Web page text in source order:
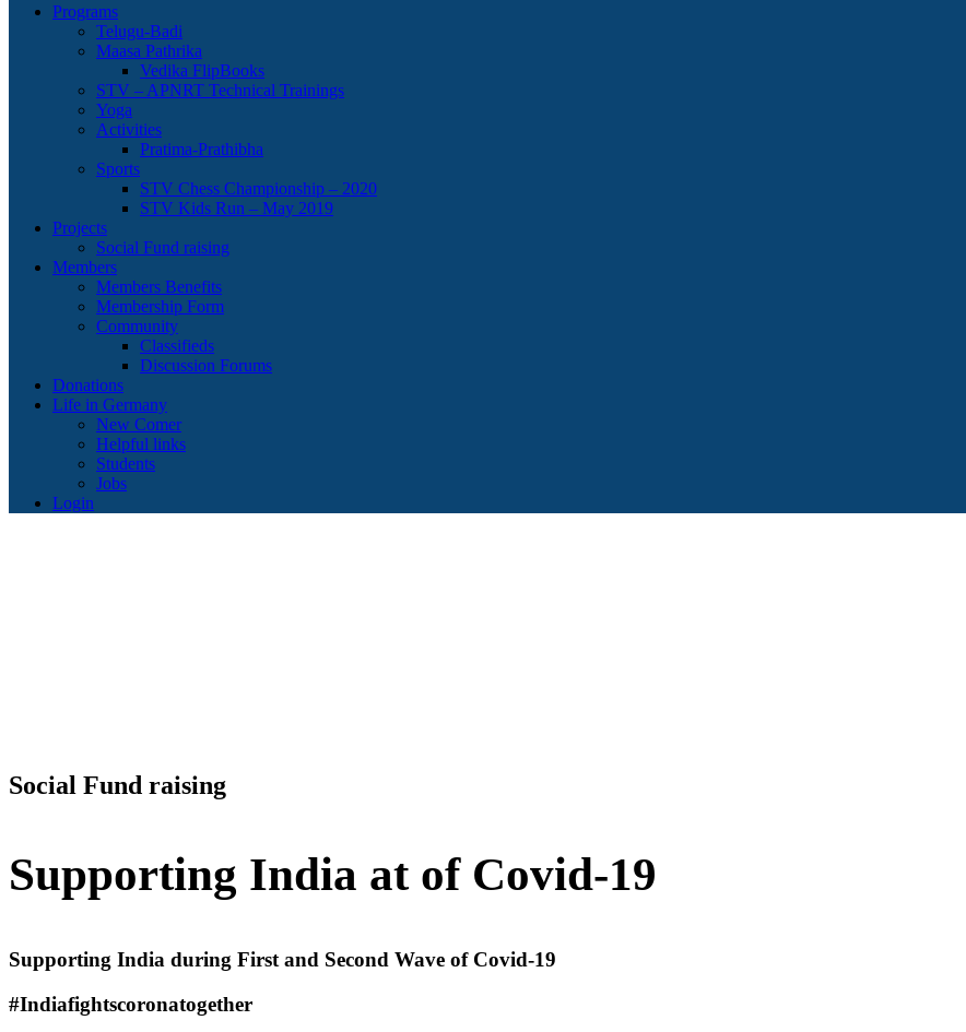
Programs
Telugu-Badi
Maasa Pathrika
Vedika FlipBooks
STV – APNRT Technical Trainings
Yoga
Activities
Pratima-Prathibha
Sports
STV Chess Championship – 2020
STV Kids Run – May 2019
Projects
Social Fund raising
Members
Members Benefits
Membership Form
Community
Classifieds
Discussion Forums
Donations
Life in Germany
New Comer
Helpful links
Students
Jobs
Login
Social Fund raising
Supporting India at of Covid-19
Supporting India during First and Second Wave of Covid-19
#Indiafightscoronatogether